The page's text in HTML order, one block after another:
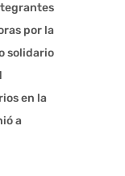
por la
solidario
en la
a